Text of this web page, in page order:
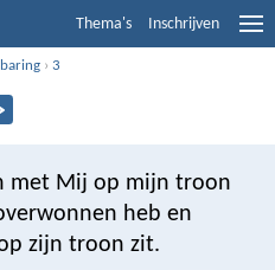
Thema's Inschrijven
›3
met Mij op mijn troon
heb en
zijn troon zit.